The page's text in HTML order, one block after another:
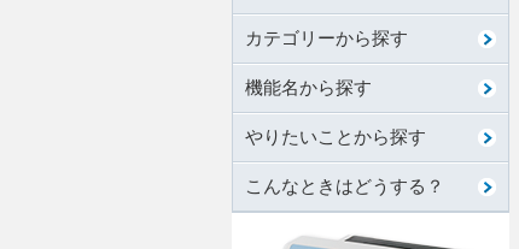
カテゴリーから探す
機能名から探す
やりたいことから探す
こんなときはどうする？